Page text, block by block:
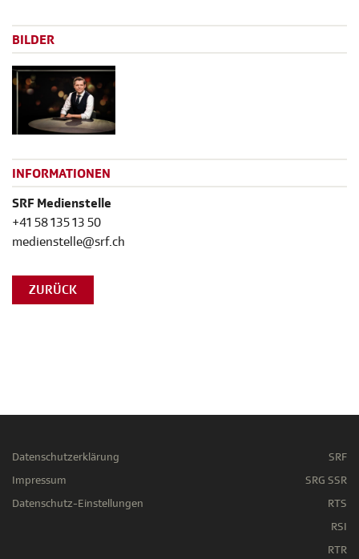
BILDER
INFORMATIONEN
SRF Medienstelle
+41 58 135 13 50
medienstelle@srf.ch
ZURÜCK
Datenschutzerklärung
Impressum
Datenschutz-Einstellungen
SRF
SRG SSR
RTS
RSI
RTR